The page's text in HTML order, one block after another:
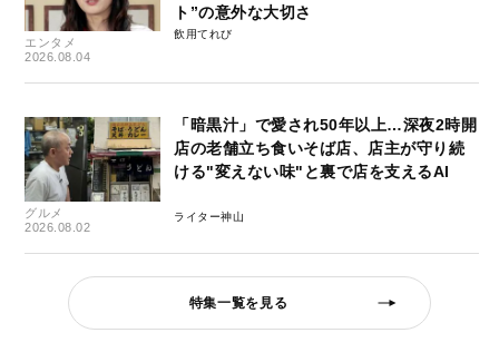
エンタメ
2026.08.04
ト”の意外な大切さ
飲用てれび
グルメ
2026.08.02
「暗黒汁」で愛され50年以上…深夜2時開
店の老舗立ち食いそば店、店主が守り続
ける"変えない味"と裏で店を支えるAI
ライター神山
特集一覧を見る